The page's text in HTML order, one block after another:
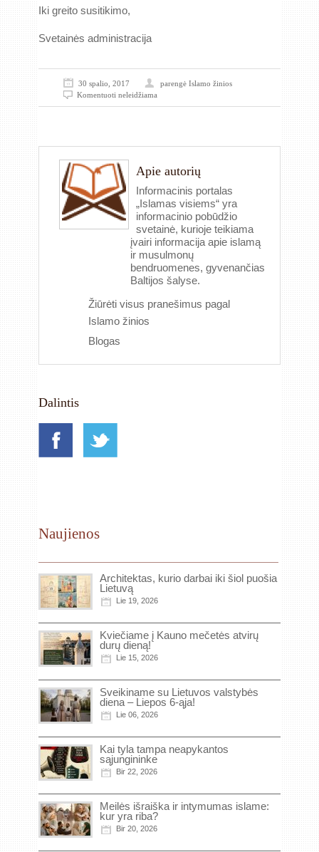
Iki greito susitikimo,
Svetainės administracija
30 spalio, 2017 parengė Islamo žinios
Komentuoti neleidžiama
Apie autorių
Informacinis portalas
„Islamas visiems“ yra
informacinio pobūdžio
svetainė, kurioje teikiama
įvairi informacija apie islamą
ir musulmonų
bendruomenes, gyvenančias
Baltijos šalyse.
Žiūrėti visus pranešimus pagal
Islamo žinios
Blogas
Dalintis
Naujienos
Architektas, kurio darbai iki šiol puošia
Lietuvą
Lie 19, 2026
Kviečiame į Kauno mečetės atvirų
durų dieną!
Lie 15, 2026
Sveikiname su Lietuvos valstybės
diena – Liepos 6-ąja!
Lie 06, 2026
Kai tyla tampa neapykantos
sąjungininke
Bir 22, 2026
Meilės išraiška ir intymumas islame:
kur yra riba?
Bir 20, 2026